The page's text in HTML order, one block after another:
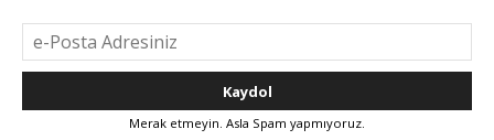
Merak etmeyin. Asla Spam yapmıyoruz.